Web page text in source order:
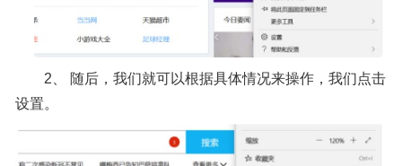
2、 随后，我们就可以根据具体情况来操作，我们点击
设置。